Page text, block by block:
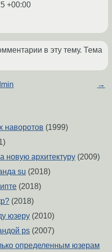
+00:00
в эту тему. Тема
→
наворотов (1999)
новую архитектуру (2009)
su (2018)
(2018)
(2018)
юзеру (2010)
ps (2007)
определенным юзерам